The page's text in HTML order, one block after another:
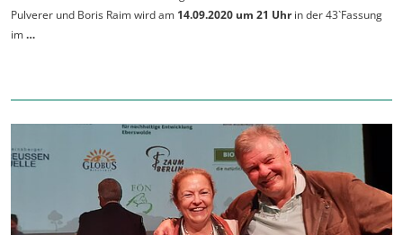
Pulverer und Boris Raim wird am 14.09.2020 um 21 Uhrin der 43`Fassung
im…